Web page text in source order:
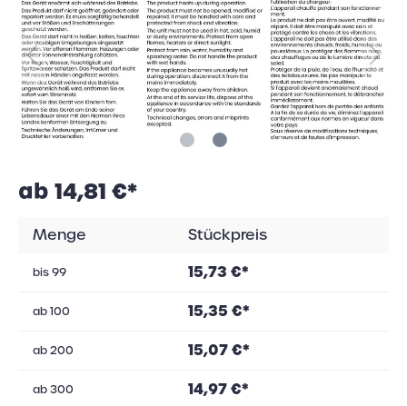
ab 14,81 €*
Menge Stückpreis
bis99 15,73 €*
ab100 15,35 €*
ab200 15,07 €*
ab300 14,97 €*